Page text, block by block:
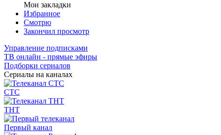
Мои закладки
Избранное
Смотрю
Закончил просмотр
Управление подписками
ТВ онлайн - прямые эфиры
Подборки сериалов
Сериалы на каналах
СТС
ТНТ
Первый канал